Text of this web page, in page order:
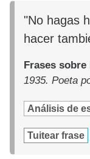
"No hagas
hacer
Frases sobre
1935. Poeta
Análisis de
Tuitear frase